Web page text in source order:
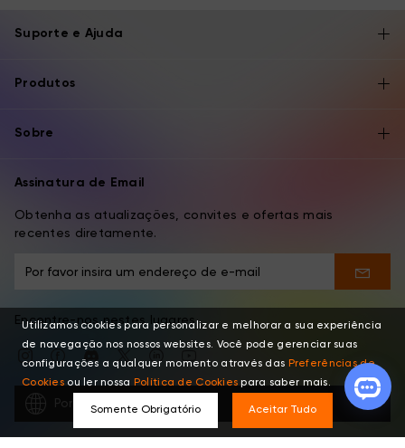
Suporte e Ajuda
Produtos
Sobre
Assinatura de Email
Obtenha as atualizações, convites e ofertas mais
recentes diretamente.
Encontre-nos nestes lugares
Português
Utilizamos cookies para personalizar e melhorar a sua experiência
de navegação nos nossos websites. Você pode gerenciar suas
configurações a qualquer momento através das Preferências de
Cookiesou ler nossa Política de Cookies para saber mais.
Somente Obrigatório Aceitar Tudo